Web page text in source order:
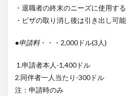
・退職者の終末のニーズに使用する
・ビザの取り消し後は引き出し可能
●申請料・・・2,000ドル(3人)
1.申請者本人-1,400ドル
2.同伴者一人当たり-300ドル
注：申請時のみ